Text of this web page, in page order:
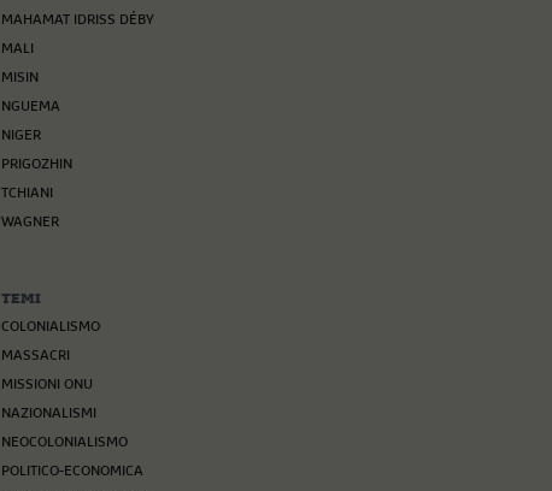
MAHAMAT IDRISS DÉBY
MALI
MISIN
NGUEMA
NIGER
PRIGOZHIN
TCHIANI
WAGNER
TEMI
COLONIALISMO
MASSACRI
MISSIONI ONU
NAZIONALISMI
NEOCOLONIALISMO
POLITICO-ECONOMICA